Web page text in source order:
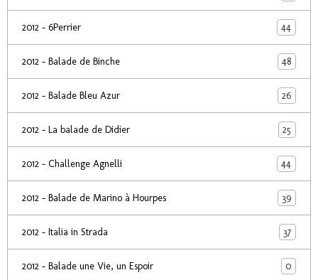
2012 - 6Perrier 44
2012 - Balade de Binche 48
2012 - Balade Bleu Azur 26
2012 - La balade de Didier 25
2012 - Challenge Agnelli 44
2012 - Balade de Marino à Hourpes 39
2012 - Italia in Strada 37
2012 - Balade une Vie, un Espoir 0